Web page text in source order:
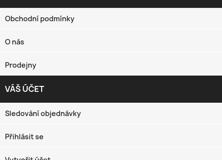
Obchodní podmínky
O nás
Prodejny
VÁŠ ÚČET
Sledování objednávky
Přihlásit se